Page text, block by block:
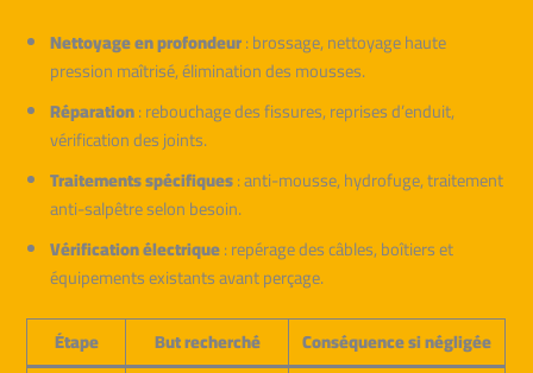
Nettoyage en profondeur: brossage, nettoyage haute
pression maîtrisé, élimination des mousses.
Réparation: rebouchage des fissures, reprises d’enduit,
vérification des joints.
Traitements spécifiques: anti-mousse, hydrofuge, traitement
anti-salpêtre selon besoin.
Vérification électrique: repérage des câbles, boîtiers et
équipements existants avant perçage.
Étape
But recherché Conséquence si négligée